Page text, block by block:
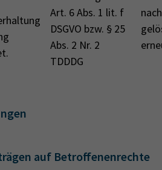
Art. 6 Abs. 1 lit. f
DSGVO bzw. § 25
Abs. 2 Nr. 2
TDDDG
auf Betroffenenrechte